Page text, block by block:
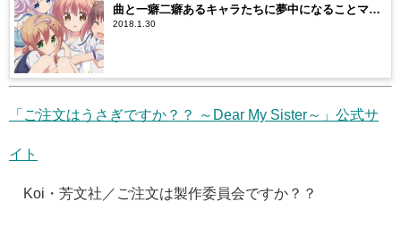
曲と一癖二癖あるキャラたちに夢中になることマチ
ガイナシ！
2018.1.30
「ご注文はうさぎですか？？ ～Dear My Sister～」公式サ
イト
©Koi・芳文社／ご注文は製作委員会ですか？？